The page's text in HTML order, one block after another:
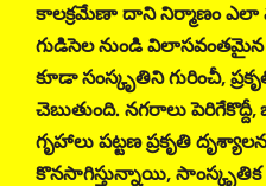
కాలక్రమేణా దాని నిర్మాణం ఎలా
గుడిసెల నుండి విలాసవంతమైన
కూడా సంస్కృతిని గురించీ,
చెబుతుంది. నగరాలు
గృహాలు పట్టణ ప్రకృతి
కొనసాగిస్తున్నాయి, సాంస్కృతిక